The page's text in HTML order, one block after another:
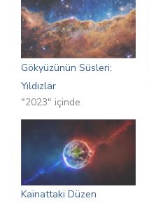
Gökyüzünün Süsleri:
Yıldızlar
"2023" içinde
Kainattaki Düzen